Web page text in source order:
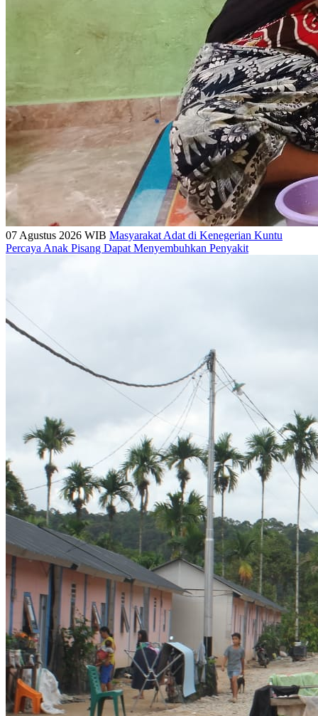
07 Agustus 2026 WIB Masyarakat Adat di Kenegerian Kuntu
Percaya Anak Pisang Dapat Menyembuhkan Penyakit